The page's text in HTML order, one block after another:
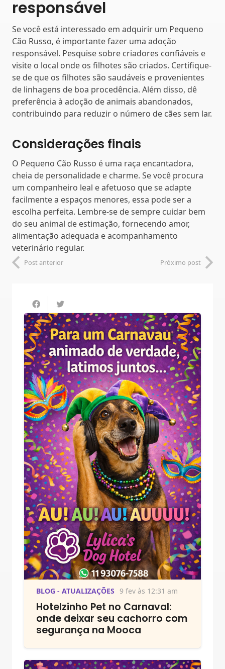
responsável
Se você está interessado em adquirir um Pequeno
Cão Russo, é importante fazer uma adoção
responsável. Pesquise sobre criadores confiáveis e
visite o local onde os filhotes são criados. Certifique-
se de que os filhotes são saudáveis e provenientes
de linhagens de boa procedência. Além disso, dê
preferência à adoção de animais abandonados,
contribuindo para reduzir o número de cães sem lar.
Considerações finais
O Pequeno Cão Russo é uma raça encantadora,
cheia de personalidade e charme. Se você procura
um companheiro leal e afetuoso que se adapte
facilmente a espaços menores, essa pode ser a
escolha perfeita. Lembre-se de sempre cuidar bem
do seu animal de estimação, fornecendo amor,
alimentação adequada e acompanhamento
veterinário regular.
Post anterior Próximo post
BLOG - ATUALIZAÇÕES 9 fev às 12:31 am
Hotelzinho Pet no Carnaval:
onde deixar seu cachorro com
segurança na Mooca